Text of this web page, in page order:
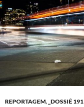
REPORTAGEM, _DOSSIÊ 191